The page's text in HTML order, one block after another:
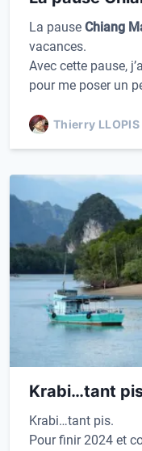
La pause Chiang
vacances.
Avec cette pause,
pour me poser un
Thierry LLOPIS
Krabi…tant
Krabi…tant pis.
Pour finir 2024 et